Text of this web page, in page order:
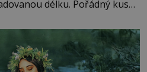
délku. Pořádný kus
sukni,“ zhodnotí švadlena
„Ošidili vás, podívejte.“